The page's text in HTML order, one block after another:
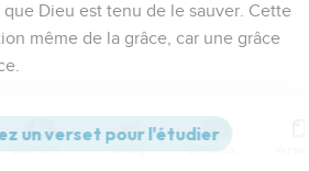
Dieu est tenu de le sauver. Cette
même de la grâce, car une grâce
aucun droit au salut, il se contente
Commentaires Strong